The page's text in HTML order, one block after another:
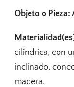
Objeto o Pieza:
cilíndrica, con
inclinado,
madera.